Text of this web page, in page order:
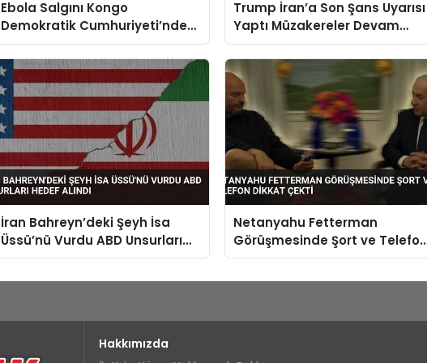
Ebola Salgını Kongo
Demokratik Cumhuriyeti’nde
Kontrolden Çıktı Tedavisi Yok
Trump İran’a Son Şans Uyarısı
Yaptı Müzakereler Devam
Ediyor
İran Bahreyn’deki Şeyh İsa
Üssü’nü Vurdu ABD Unsurları
Hedef Alındı
Netanyahu Fetterman
Görüşmesinde Şort ve
Dikkat Çekti
Hakkımızda